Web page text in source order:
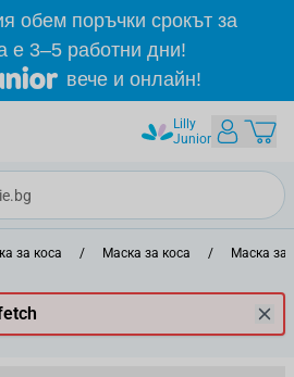
обем поръчки срокът за
е 3–5 работни дни!
вече и онлайн!
Lilly
Junior
за коса / Маска за коса / Маска за